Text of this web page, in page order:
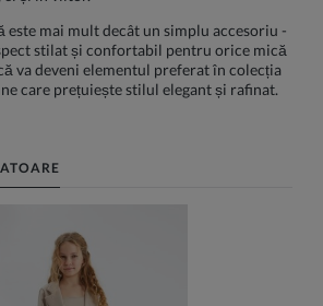
este mai mult decât un simplu accesoriu -
stilat și confortabil pentru orice mică
va deveni elementul preferat în colecția
care prețuiește stilul elegant și rafinat.